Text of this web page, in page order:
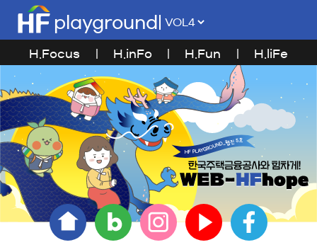
playground
H.Focus H.inFo H.Fun H.liFe